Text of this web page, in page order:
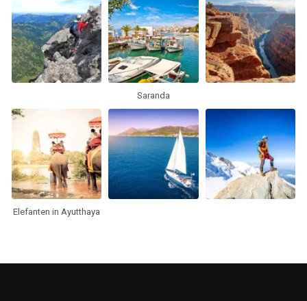
Saranda
Elefanten in Ayutthaya